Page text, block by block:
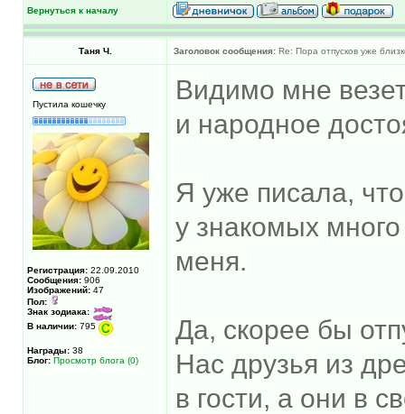
Вернуться к началу
Таня Ч. Заголовок сообщения: Re: Пора отпусков уже
Пустила кошечку
Регистрация: 22.09.2010
Сообщения: 906
Изображений: 47
Пол:
Знак зодиака:
В наличии: 795
Награды: 38
Блог: Просмотр блога (0)
Видимо мне
и народное
Я уже писала,
у знакомых
меня.
Да, скорее бы
Нас друзья из
в гости, а они в